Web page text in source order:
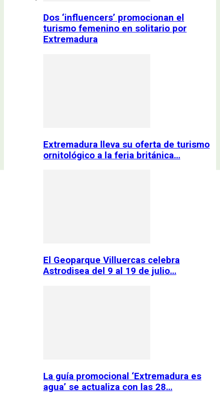
Dos ‘influencers’ promocionan el
turismo femenino en solitario por
Extremadura
Extremadura lleva su oferta de turismo
ornitológico a la feria británica…
El Geoparque Villuercas celebra
Astrodisea del 9 al 19 de julio…
La guía promocional ‘Extremadura es
agua’ se actualiza con las 28…